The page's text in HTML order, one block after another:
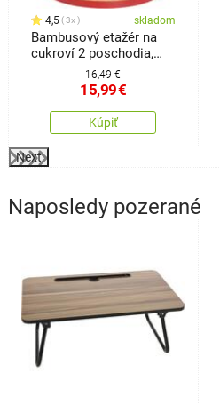
4,5 3x skladom
Bambusový etažér na
cukroví 2 poschodia,
16,49 €
15,99€
Kúpiť
Next
Naposledy pozerané